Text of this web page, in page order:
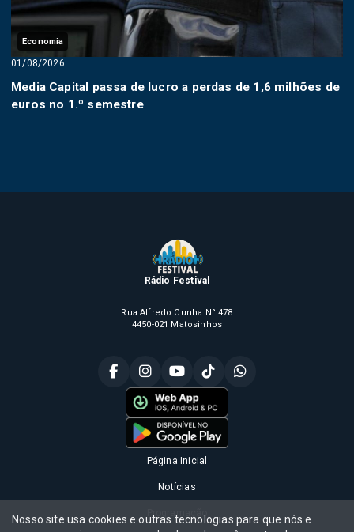
Economia
01/08/2026
Media Capital passa de lucro a perdas de 1,6 milhões de
euros no 1.º semestre
Rádio Festival
Rua Alfredo Cunha N° 478
4450-021 Matosinhos
Página Inicial
Notícias
Programação
Nosso site usa cookies e outras tecnologias para que nós e